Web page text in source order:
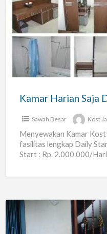
Harian
Saja
Di
Jalan
Industri
Gunung
Sawah Besar Kost
Menyewakan Kamar Kost
fasilitas lengkap Daily
Start : Rp. 2.000.000/
Kost